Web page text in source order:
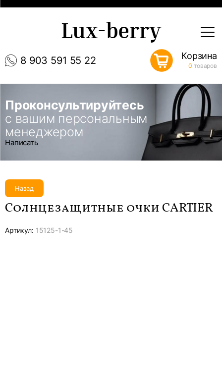
8 903 591 55 22
Lux-berry
Корзина
0 товаров
Проконсультируйтесь
с вашим персональным
менеджером
Написать
Назад
Солнцезащитные очки CARTIER
Артикул: 15125-1-45